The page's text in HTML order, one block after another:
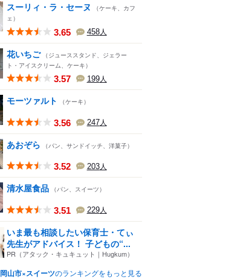
スーリィ・ラ・セーヌ
（ケーキ、カフ
ェ）
3.65 458人
花いちご （ジューススタンド、ジェラー
ト・アイスクリーム、ケーキ）
3.57 199人
モーツァルト （ケーキ）
3.56 247人
あおぞら （パン、サンドイッチ、洋菓子）
3.52 203人
清水屋食品 （パン、スイーツ）
3.51 229人
いま最も相談したい保育士・てぃ
先生がアドバイス！ 子どもの“...
PR（アタック・キュキュット｜Hugkum）
岡山市×スイーツのランキングをもっと見る